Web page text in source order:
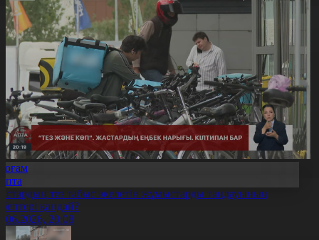
тез табыс әкелетін жұмыстарды таңдауының
қандай?
20:08